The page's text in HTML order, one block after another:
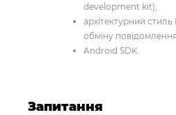
development kit);
архітектурний стиль
обміну
Android SDK.
Запитання